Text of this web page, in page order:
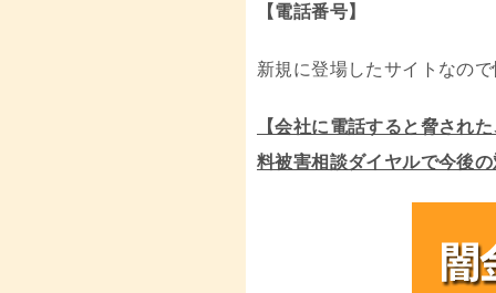
【電話番号】
新規に登場したサイトなの
【会社に電話すると脅され
料被害相談ダイヤルで今後